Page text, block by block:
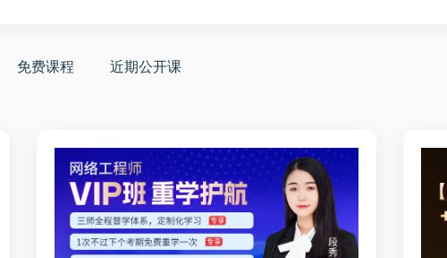
免费课程 近期公开课